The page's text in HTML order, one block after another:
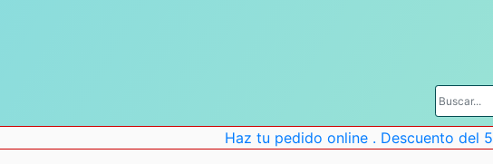
Haz tu pedido online . Descuento del 5% en